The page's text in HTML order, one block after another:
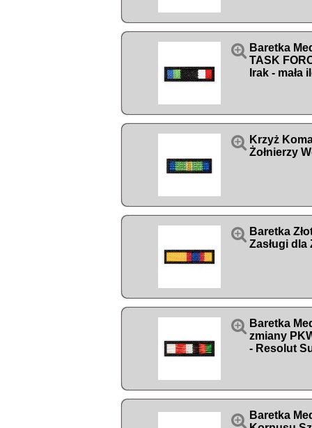
 Baretka
TASK
Irak - mała
 Krzyż
Żołnierzy
 Baretka
Zasługi dla
 Baretka
zmiany
- Resolut
 Baretka